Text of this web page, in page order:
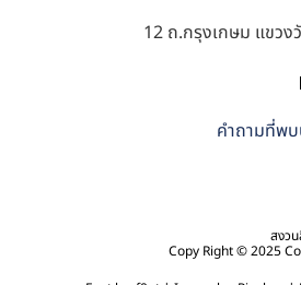
12 ถ.กรุงเกษม แขวง
คำถามที่พ
สงว
Copy Right © 2025